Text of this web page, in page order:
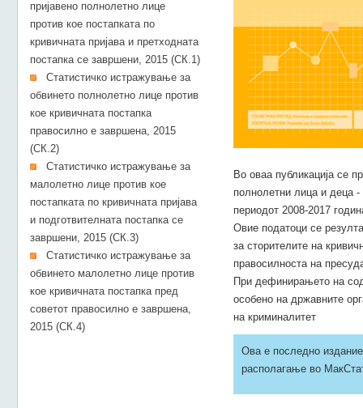
Во оваа публикација се
полнолетни лица и деца
периодот 2008-2017
Овие податоци се
за сторителите на
правосилноста на
При дефинирањето на
особено на државните
на криминалитет
Ова е последно издание
располагање во
пријавено полнолетно лице
против кое постапката по
кривичната пријава и претходната
постапка се завршени, 2015 (СК.1)
Статистичко истражување за
обвинето полнолетно лице против
кое кривичната постапка
правосилно е завршена, 2015
(СК.2)
Статистичко истражување за
малолетно лице против кое
постапката по кривичната пријава
и подготвителната постапка се
завршени, 2015 (СК.3)
Статистичко истражување за
обвинето малолетно лице против
кое кривичната постапка пред
советот правосилно е завршена,
2015 (СК.4)